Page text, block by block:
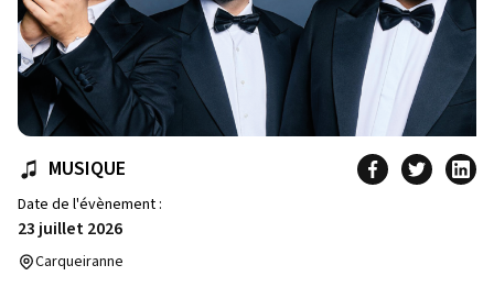
MUSIQUE
Date de l'évènement :
23 juillet 2026
Carqueiranne